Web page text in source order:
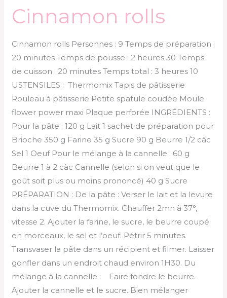
Cinnamon rolls
Cinnamon rolls Personnes : 9 Temps de préparation :
20 minutes Temps de pousse : 2 heures 30 Temps
de cuisson : 20 minutes Temps total : 3 heures 10
USTENSILES : Thermomix Tapis de pâtisserie
Rouleau à pâtisserie Petite spatule coudée Moule
flower power maxi Plaque perforée INGRÉDIENTS :
Pour la pâte : 120 g Lait 1 sachet de préparation pour
Brioche 350 g Farine 35 g Sucre 90 g Beurre 1/2 càc
Sel 1 Oeuf Pour le mélange à la cannelle : 60 g
Beurre 1 à 2 càc Cannelle (selon si on veut que le
goût soit plus ou moins prononcé) 40 g Sucre
PRÉPARATION : De la pâte : Verser le lait et la levure
dans la cuve du Thermomix. Chauffer 2mn à 37°,
vitesse 2. Ajouter la farine, le sucre, le beurre coupé
en morceaux, le sel et l’oeuf. Pétrir 5 minutes.
Transvaser la pâte dans un récipient et filmer. Laisser
gonfler dans un endroit chaud environ 1H30. Du
mélange à la cannelle : Faire fondre le beurre.
Ajouter la cannelle et le sucre. Bien mélanger